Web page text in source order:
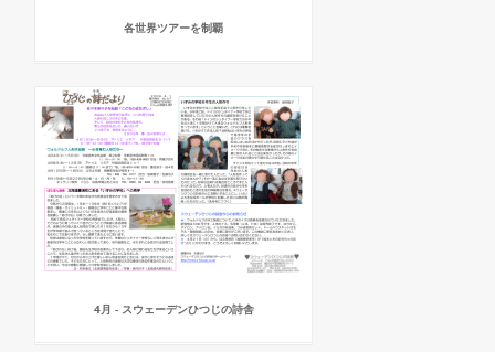
各世界ツアーを制覇
4月 - スウェーデンひつじの詩舎